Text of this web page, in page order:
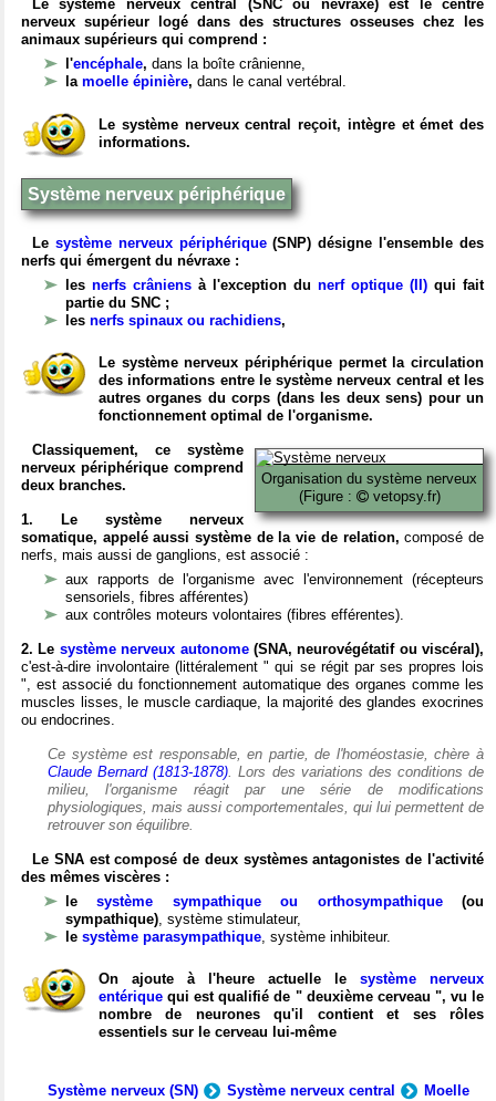
Le système nerveux central (SNC ou névraxe) est le centre
nerveux supérieur logé dans des structures osseuses chez les
animaux supérieurs qui comprend :
l'encéphale, dans la boîte crânienne,
la moelle épinière, dans le canal vertébral.
Le système nerveux central reçoit, intègre et émet des
informations.
Système nerveux périphérique
Le système nerveux périphérique(SNP) désigne l'ensemble des
nerfs qui émergent du névraxe :
les nerfs crâniens à l'exception du nerf optique (II) qui fait
partie du SNC ;
les nerfs spinaux ou rachidiens,
Le système nerveux périphérique permet la circulation
des informations entre le système nerveux central et les
autres organes du corps (dans les deux sens) pour un
fonctionnement optimal de l'organisme.
Organisation du système nerveux
(Figure :
vetopsy.fr)
Classiquement, ce système
nerveux périphérique comprend
deux branches.
1. Le système nerveux
somatique, appelé aussi système de la vie de relation, composé de
nerfs, mais aussi de ganglions, est associé :
aux rapports de l'organisme avec l'environnement (récepteurs
sensoriels, fibres afférentes)
aux contrôles moteurs volontaires (fibres efférentes).
2. Le système nerveux autonome(SNA, neurovégétatif ou viscéral),
c'est-à-dire involontaire (littéralement " qui se régit par ses propres lois
", est associé du fonctionnement automatique des organes comme les
muscles lisses, le muscle cardiaque, la majorité des glandes exocrines
ou endocrines.
Ce système est responsable, en partie, de l'homéostasie, chère à
Claude Bernard (1813-1878). Lors des variations des conditions de
milieu, l'organisme réagit par une série de modifications
physiologiques, mais aussi comportementales, qui lui permettent de
retrouver son équilibre.
Le SNA est composé de deux systèmes antagonistes de l'activité
des mêmes viscères :
lesystème sympathique ou orthosympathique(ou
sympathique), système stimulateur,
le système parasympathique, système inhibiteur.
On ajoute à l'heure actuelle le système nerveux
entérique qui est qualifié de " deuxième cerveau ", vu le
nombre de neurones qu'il contient et ses rôles
essentiels sur le cerveau lui-même
Système nerveux (SN) Système nerveux central
Moelle